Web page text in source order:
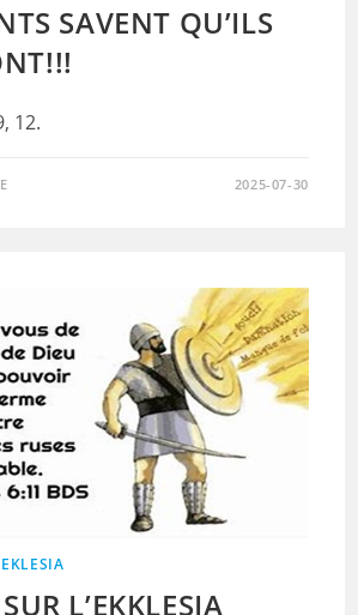
SAVENT QU’ILS
12.
2025-07-30
EKLESIA
L’EKKLESIA